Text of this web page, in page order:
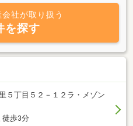
ざいます。主な業務として不動
ームなど不動産売買を専門的に
関してのご相談は、物件ごとの
でございます。経験豊富な宅地
ンシャルプランナーがお手伝い
気軽にご相談下さい。
社が取り扱う
を探す
５丁目５２－１２ラ・メゾン
徒歩3分